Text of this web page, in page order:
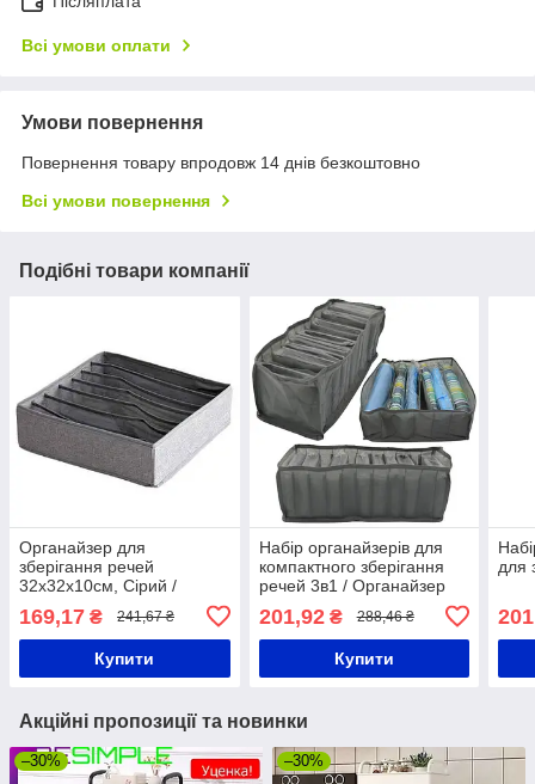
Всі умови оплати
Умови повернення
Повернення товару впродовж 14 днів безкоштовно
Всі умови повернення
Подібні товари компанії
Органайзер для
зберігання речей
32x32x10см, Сірий /
Органайзер для нижньої
білизни
169,17 ₴ 241,67 ₴
Купити
Набір органайзерів для
компактного зберігання
речей 3в1 / Органайзер
для білизни та шкарпеток
у шафу
201,92₴ 288,46 ₴
Купити
для
201
Акційні пропозиції та новинки
–30% –30%